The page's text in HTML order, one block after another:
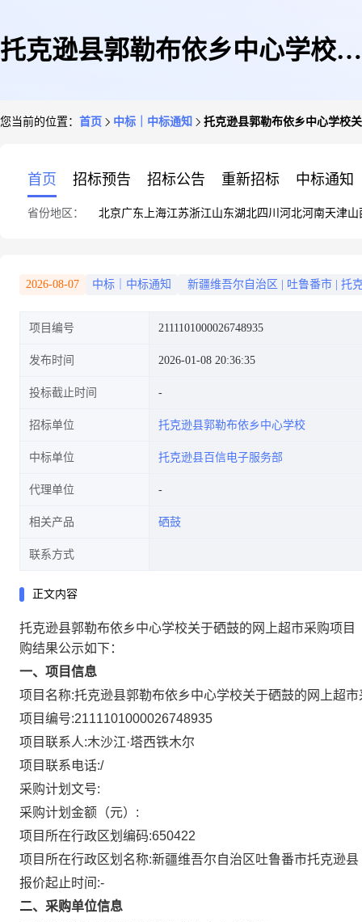
托克逊县郭勒布依乡中心学校关
您当前的位置： 首页 中标｜中标通知 托克逊县郭勒布依乡中心学校
首页 招标预告 招标公告 重新招标 中标通知
省份地区： 北京广东 上海江苏浙江山东湖北四川 河北河南天津山
2026-08-07 中标｜中标通知 新疆维吾尔自治区 吐鲁番市 托
项目编号 2111101000026748935
发布时间 2026-01-08 20:36:35
投标截止时间
招标单位 托克逊县郭勒布依乡中心学校
中标单位 托克逊县百信电子服务部
代理单位
相关产品 硒鼓
联系方式
正文内容
托克逊县郭勒布依乡中心学校关于硒鼓的网上超市采购项目
购结果公示如下：
一、项目信息
项目名称:托克逊县郭勒布依乡中心学校关于硒鼓的网上超市
项目编号:2111101000026748935
项目联系人:木沙江·塔西铁木尔
项目联系电话:/
采购计划文号:
采购计划金额（元）:
项目所在行政区划编码:650422
项目所在行政区划名称:新疆维吾尔自治区吐鲁番市托克逊县
报价起止时间:-
二、采购单位信息